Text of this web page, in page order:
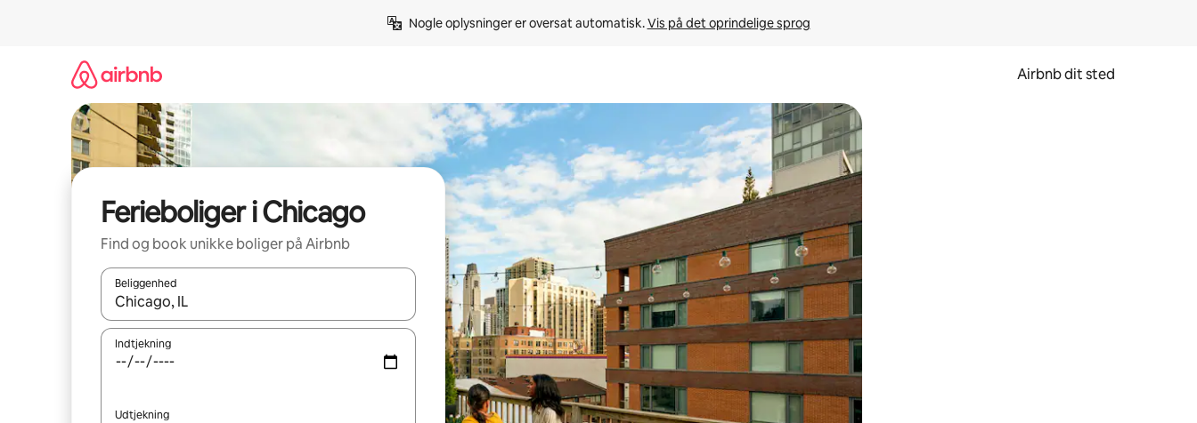
Nogle oplysninger er oversat automatisk. Vis på det oprindelige sprog
Airbnb dit sted
Ferieboliger i Chicago
Find og book unikke boliger på Airbnb
Beliggenhed
Når resultaterne er tilgængelige, skal du navigere med piletasterne op og ned eller se mere ved at trykke eller stryge.
Indtjekning
Udtjekning